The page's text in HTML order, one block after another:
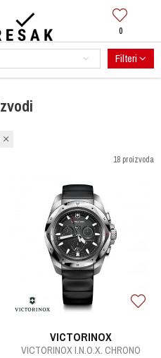
0
preko 100 KM.Saznaj višeFilteri
18 proizvoda
VICTORINOX
VICTORINOX I.N.O.X. CHRONO